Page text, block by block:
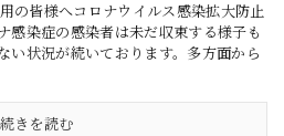
の皆様へコロナウイルス感染拡大防止
染症の感染者は未だ収束する様子も
い状況が続いております。多方面から
続きを読む